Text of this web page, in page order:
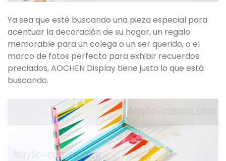
Ya sea que esté buscando una pieza especial para
acentuar la decoración de su hogar, un regalo
memorable para un colega o un ser querido, o el
marco de fotos perfecto para exhibir recuerdos
preciados, AOCHEN Display tiene justo lo que está
buscando.